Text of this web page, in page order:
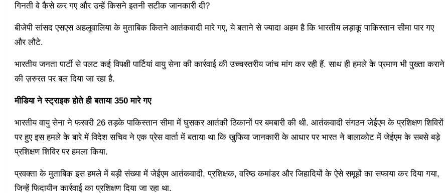
गिनती वे कैसे कर गए और उन्हें किसने इतनी सटीक जानकारी दी?
बीजेपी सांसद एसएस अहलूवालिया के मुताबिक कितने आतंकवादी मारे गए, ये बताने से ज्यादा अहम है कि भारतीय लड़ाकू पाकिस्तान सीमा पार गए
और लौटे.
भारतीय जनता पार्टी से पलट कई विपक्षी पार्टियां वायु सेना की कार्रवाई की उच्चस्तरीय जांच मांग कर रही हैं. साथ ही हमले के प्रमाण भी पुख्ता कराने
की ज़रुरत पर बल दिया जा रहा है.
मीडिया ने स्ट्राइक होते ही बताया 350 मारे गए
भारतीय वायु सेना ने फरवरी 26 तड़के पाकिस्तान सीमा में घुसकर आतंकी ठिकानों पर बमबारी की थी. आतंकवादी संगठन जेईएम के प्रशिक्षण शिविरों
पर हुए इस हमले के बारे में विदेश सचिव ने एक प्रेस वार्ता में बताया था कि खुफिया जानकारी के आधार पर भारत ने बालाकोट में जेईएम के सबसे बड़े
प्रशिक्षण शिविर पर हमला किया.
प्रवक्ता के मुताबिक इस हमले में बड़ी संख्‍या में जेईएम आतंकवादी, प्रशिक्षक, वरिष्‍ठ कमांडर और जिहादियों के ऐसे समूहों का सफाया कर दिया गया,
जिन्‍हें फिदायीन कार्रवाई का प्रशिक्षण दिया जा रहा था.